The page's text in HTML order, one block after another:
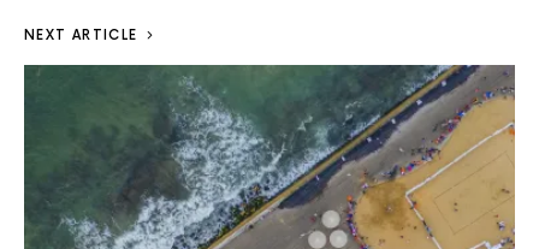
NEXT ARTICLE